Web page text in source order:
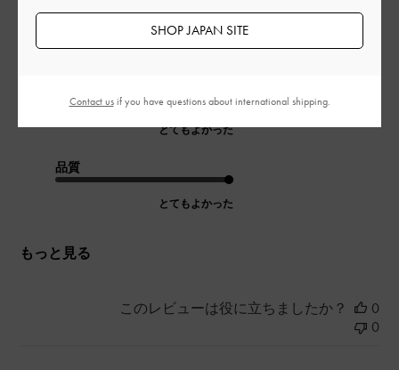
品。ファンになり、2足追加で購入しました。できたら、レザー
タイプでカラーバリエーションを増やしてほしいです。
とてもよかった
品質
とてもよかった
もっと見る
このレビューは役に立ちましたか？
0
0
SHOP JAPAN SITE
Contact usif you have questions about international shipping.